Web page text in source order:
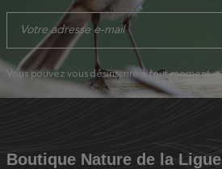
Vous pouvez vous désinscrire à tout moment.
Boutique Nature de la Ligue